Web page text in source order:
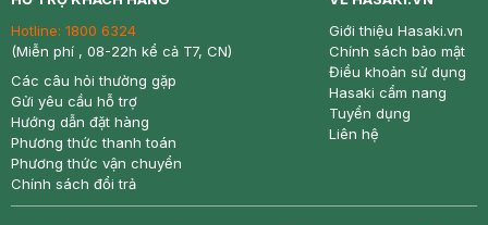
Hotline: 1800 6324
(Miễn phí , 08-22h kể cả T7, CN)
Các câu hỏi thường gặp
Gửi yêu cầu hỗ trợ
Hướng dẫn đặt hàng
Phương thức thanh toán
Phương thức vận chuyển
Chính sách đổi trả
Giới thiệu Hasaki.vn
Chính sách bảo mật
Điều khoản sử dụng
Hasaki cẩm nang
Tuyển dụng
Liên hệ